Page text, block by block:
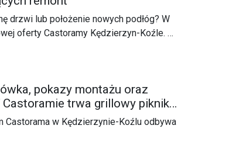
lub położenie nowych podłóg? W
oferty Castoramy Kędzierzyn-Koźle. Za
złotówkę.
pokazy montażu oraz
trwa grillowy piknik z
Castorama w Kędzierzynie-Koźlu odbywa